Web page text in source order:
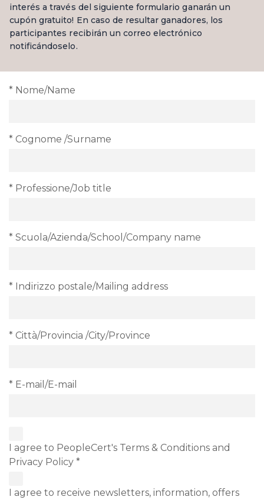
interés a través del siguiente formulario ganarán un
cupón gratuito! En caso de resultar ganadores, los
participantes recibirán un correo electrónico
notificándoselo.
* Nome/Name
* Cognome /Surname
* Professione/Job title
* Scuola/Azienda/School/Company name
* Indirizzo postale/Mailing address
* Città/Provincia /City/Province
* E-mail/E-mail
I agree to PeopleCert's Terms & Conditions and
Privacy Policy *
I agree to receive newsletters, information, offers